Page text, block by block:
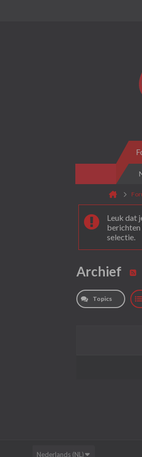
Leuk dat
berichten
selectie.
Archief
Topics
Nederlands (NL)